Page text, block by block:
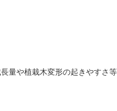
量や植栽木変形の起きやすさ